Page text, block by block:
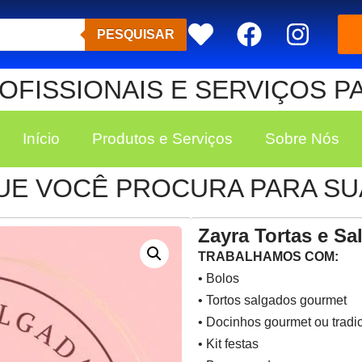
PESQUISAR
E SERVIÇOS
Início Produtos e Serviços Sobre Nós
VOCÊ PROCURA PARA
Zayra Tortas e
TRABALHAMOS COM:
• Bolos
• Tortos salgados gourmet
• Docinhos gourmet ou
• Kit festas